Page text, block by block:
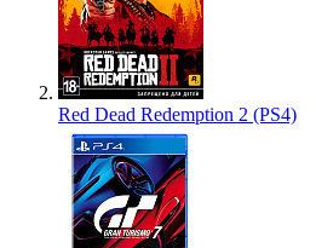
Red Dead Redemption 2 (PS4)